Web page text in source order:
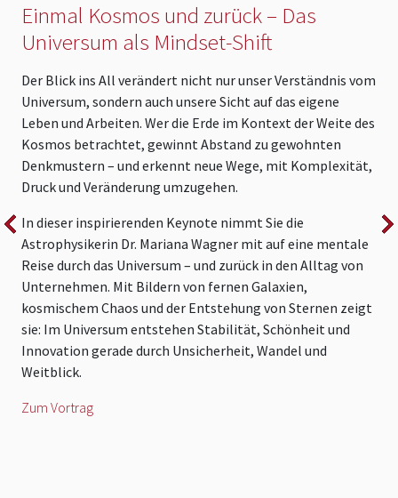
Einmal Kosmos und zurück – Das
Universum als Mindset-Shift
Der Blick ins All verändert nicht nur unser Verständnis vom
Universum, sondern auch unsere Sicht auf das eigene
Leben und Arbeiten. Wer die Erde im Kontext der Weite des
Kosmos betrachtet, gewinnt Abstand zu gewohnten
Denkmustern – und erkennt neue Wege, mit Komplexität,
Druck und Veränderung umzugehen.
In dieser inspirierenden Keynote nimmt Sie die
Astrophysikerin Dr. Mariana Wagner mit auf eine mentale
Reise durch das Universum – und zurück in den Alltag von
Unternehmen. Mit Bildern von fernen Galaxien,
kosmischem Chaos und der Entstehung von Sternen zeigt
sie: Im Universum entstehen Stabilität, Schönheit und
Innovation gerade durch Unsicherheit, Wandel und
Weitblick.
Zum Vortrag